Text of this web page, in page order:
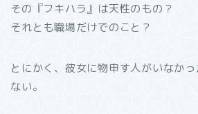
その『フキハラ』は天性のもの？
それとも職場だけでのこと？
とにかく、彼女に物申す人がいなか
ない。